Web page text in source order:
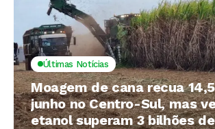
Últimas Notícias
Moagem de cana recua
junho no Centro-Sul, mas
etanol superam 3 bilhões